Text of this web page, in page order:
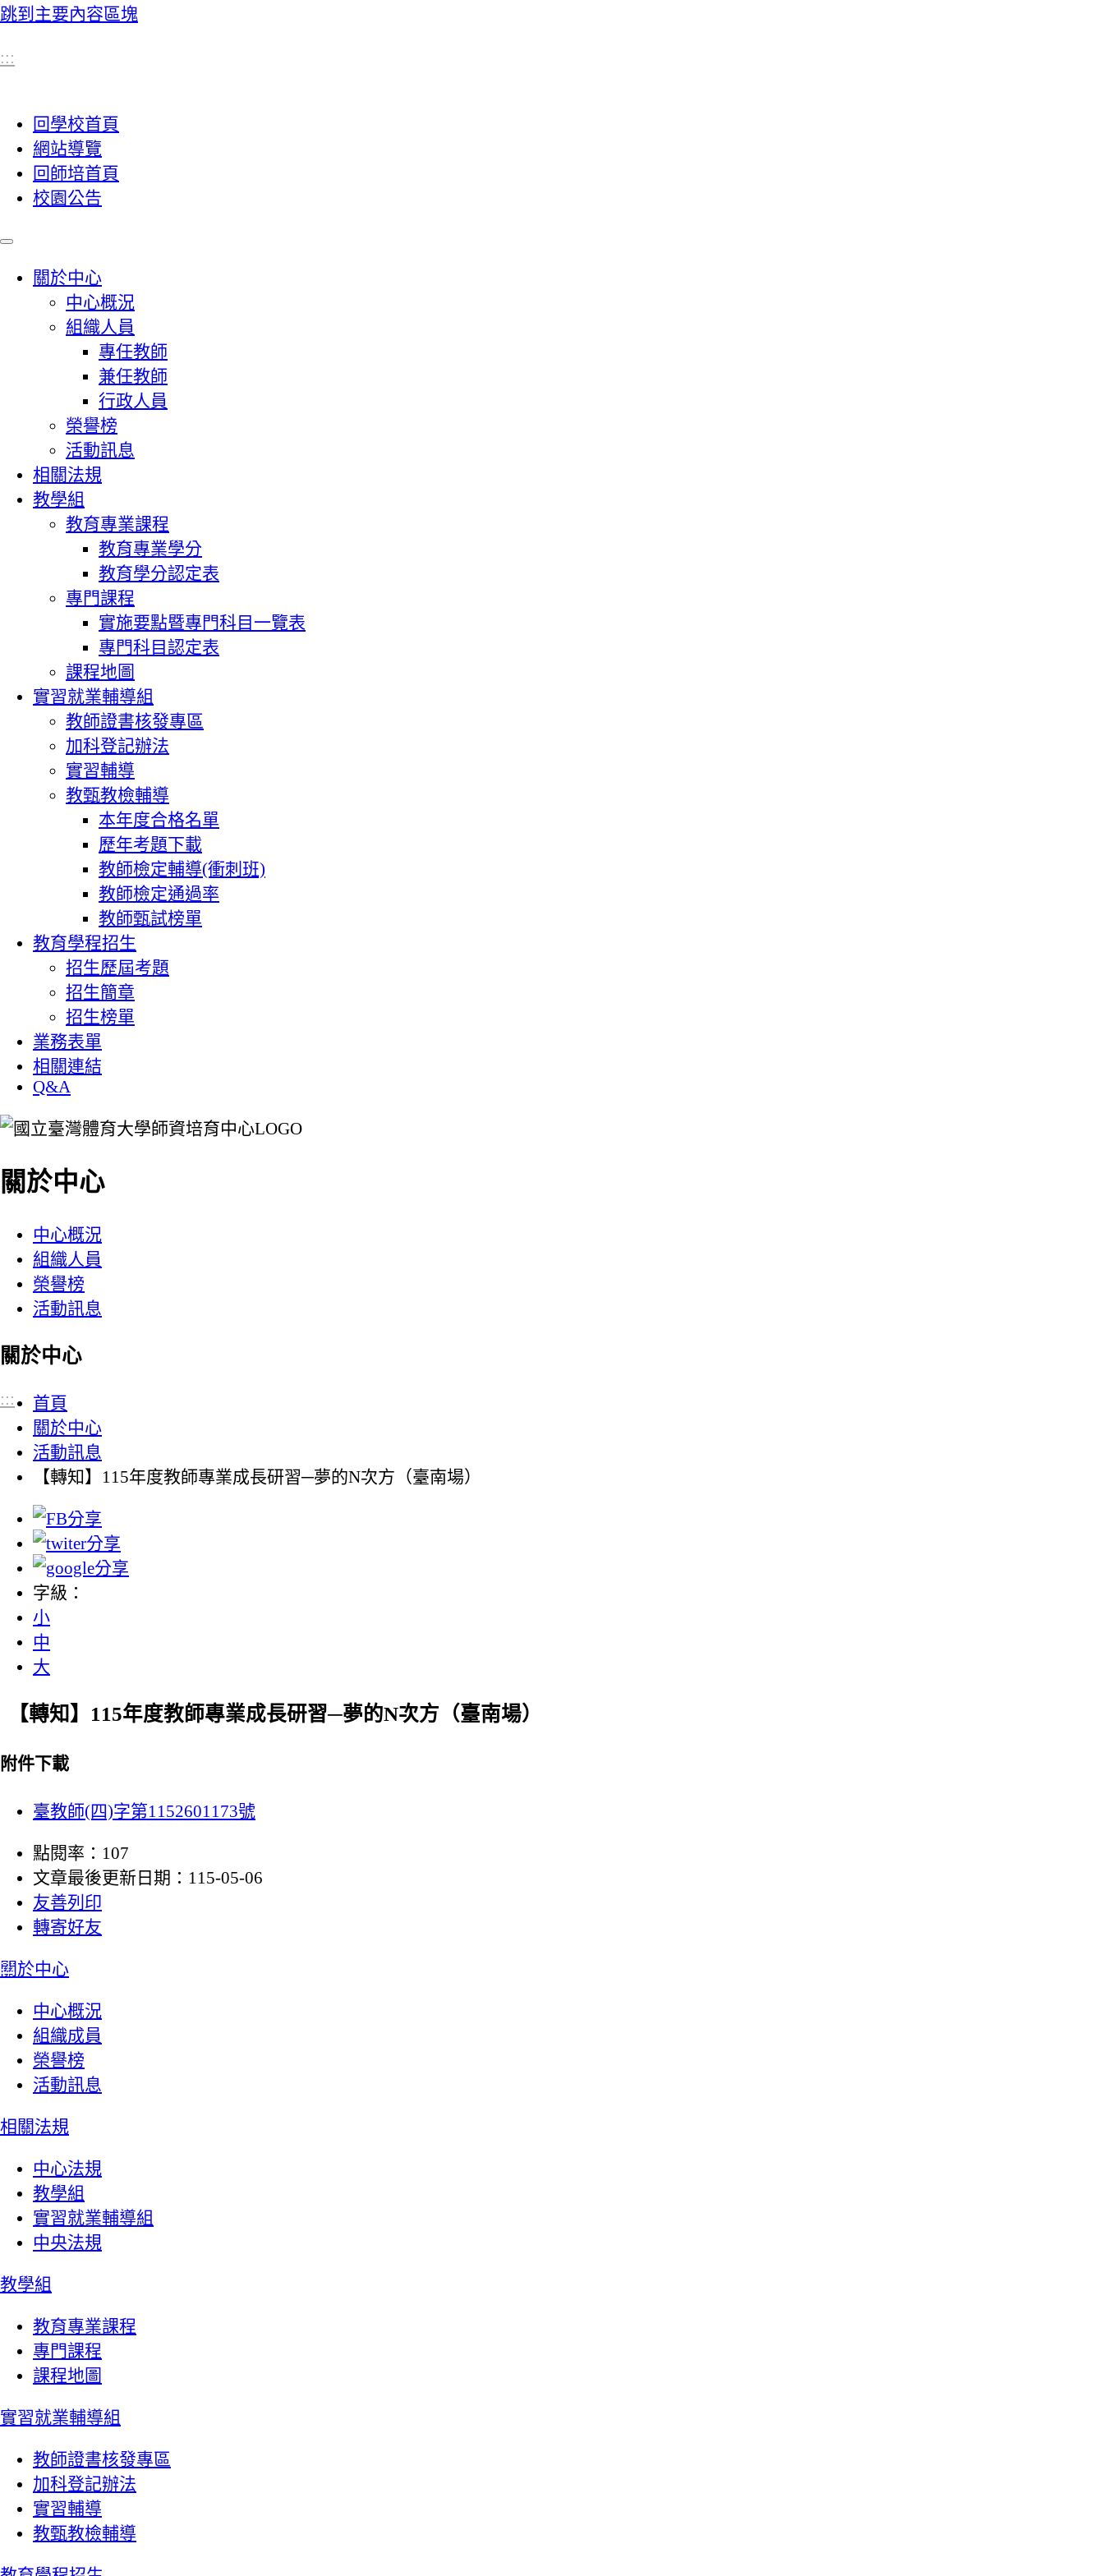
跳到主要內容區塊
:::
回學校首頁
網站導覽
回師培首頁
校園公告
關於中心
中心概況
組織人員
專任教師
兼任教師
行政人員
榮譽榜
活動訊息
相關法規
教學組
教育專業課程
教育專業學分
教育學分認定表
專門課程
實施要點暨專門科目一覽表
專門科目認定表
課程地圖
實習就業輔導組
教師證書核發專區
加科登記辦法
實習輔導
教甄教檢輔導
本年度合格名單
歷年考題下載
教師檢定輔導(衝刺班)
教師檢定通過率
教師甄試榜單
教育學程招生
招生歷屆考題
招生簡章
招生榜單
業務表單
相關連結
Q&A
:::
關於中心
中心概況
組織人員
榮譽榜
活動訊息
關於中心
:::
首頁
關於中心
活動訊息
【轉知】115年度教師專業成長研習─夢的N次方（臺南場）
字級：
小
中
大
【轉知】115年度教師專業成長研習─夢的N次方（臺南場）
附件下載
臺教師(四)字第1152601173號
點閱率：107
文章最後更新日期：115-05-06
友善列印
轉寄好友
:::
關於中心
中心概況
組織成員
榮譽榜
活動訊息
相關法規
中心法規
教學組
實習就業輔導組
中央法規
教學組
教育專業課程
專門課程
課程地圖
實習就業輔導組
教師證書核發專區
加科登記辦法
實習輔導
教甄教檢輔導